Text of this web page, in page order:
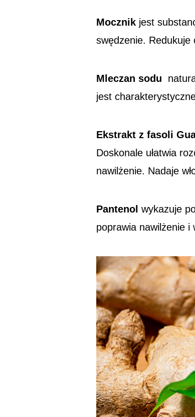
Mocznik jest
swędzenie. Redukuje
Mleczan sodu
jest
Ekstrakt z fasoli
Doskonale ułatwia
nawilżenie. Nadaje
Pantenol wykazuje
poprawia nawilżenie i